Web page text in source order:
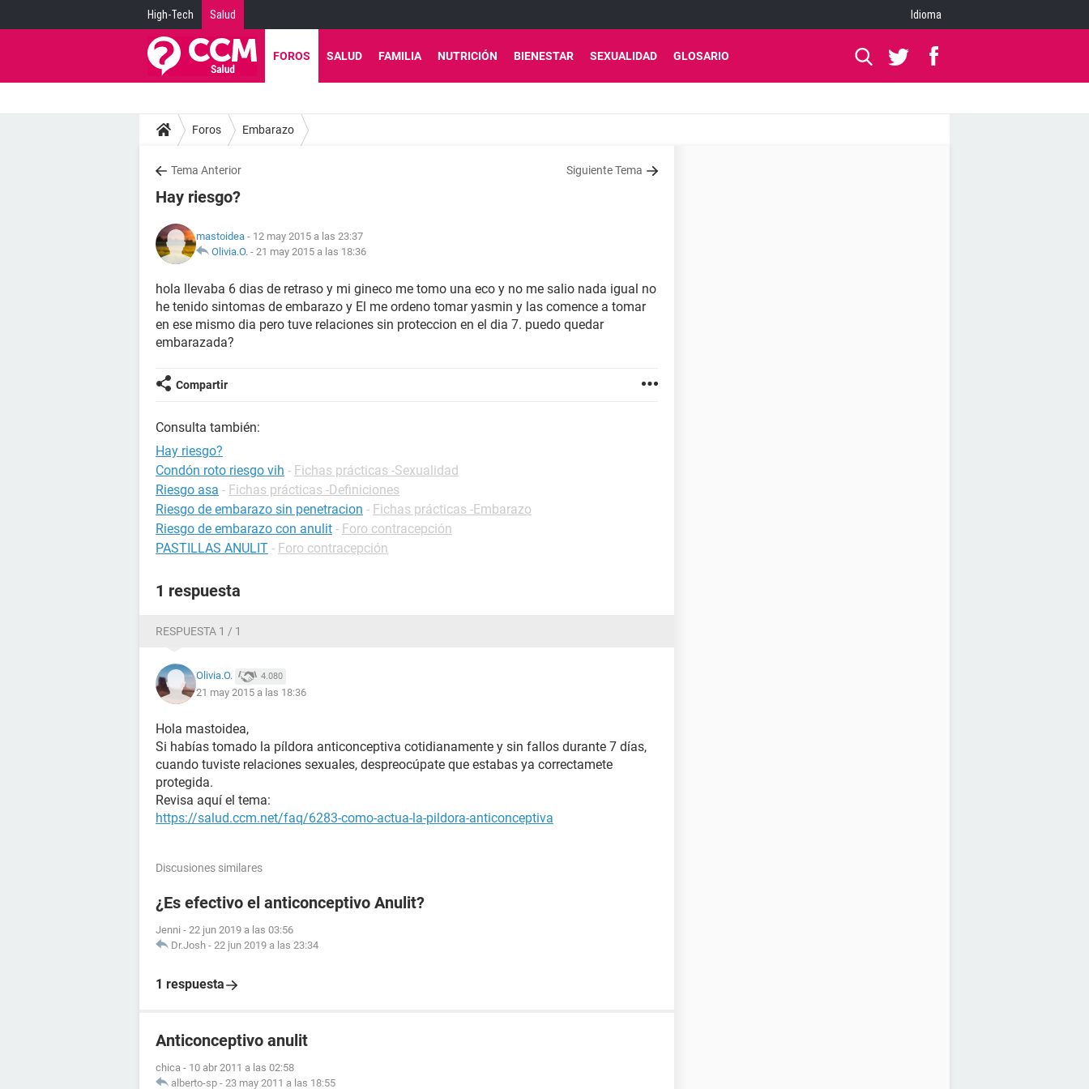
High-Tech Salud Idioma
FOROS SALUD FAMILIA NUTRICIÓN BIENESTAR SEXUALIDAD GLOSARIO
Foros Embarazo
Tema Anterior Siguiente Tema
Hay riesgo?
mastoidea - 12 may 2015 a las 23:37
Olivia.O. - 21 may 2015 a las 18:36
hola llevaba 6 dias de retraso y mi gineco me tomo una eco y no me salio nada igual no
he tenido sintomas de embarazo y El me ordeno tomar yasmin y las comence a tomar
en ese mismo dia pero tuve relaciones sin proteccion en el dia 7. puedo quedar
embarazada?
Compartir
Consulta también:
Hay riesgo?
Condón roto riesgo vih - Fichas prácticas -Sexualidad
Riesgo asa - Fichas prácticas -Definiciones
Riesgo de embarazo sin penetracion - Fichas prácticas -Embarazo
Riesgo de embarazo con anulit - Foro contracepción
PASTILLAS ANULIT - Foro contracepción
1 respuesta
RESPUESTA 1 / 1
Olivia.O. 4.080
21 may 2015 a las 18:36
Hola mastoidea,
Si habías tomado la píldora anticonceptiva cotidianamente y sin fallos durante 7 días,
cuando tuviste relaciones sexuales, despreocúpate que estabas ya correctamete
protegida.
Revisa aquí el tema:
https://salud.ccm.net/faq/6283-como-actua-la-pildora-anticonceptiva
Discusiones similares
¿Es efectivo el anticonceptivo Anulit?
Jenni - 22 jun 2019 a las 03:56
Dr.Josh - 22 jun 2019 a las 23:34
1 respuesta
Anticonceptivo anulit
chica - 10 abr 2011 a las 02:58
alberto-sp - 23 may 2011 a las 18:55